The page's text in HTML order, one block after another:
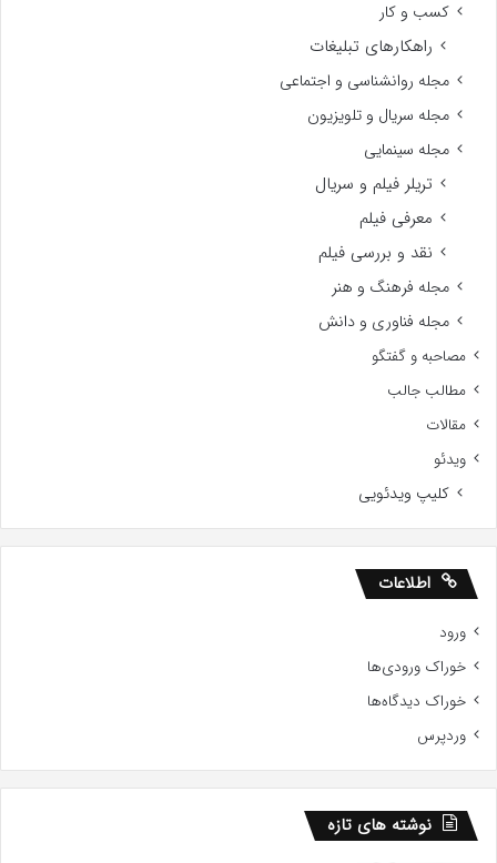
کسب و کار
راهکارهای تبلیغات
مجله روانشناسی و اجتماعی
مجله سریال و تلویزیون
مجله سینمایی
تریلر فیلم و سریال
معرفی فیلم
نقد و بررسی فیلم
مجله فرهنگ و هنر
مجله فناوری و دانش
مصاحبه و گفتگو
مطالب جالب
مقالات
ویدئو
کلیپ ویدئویی
اطلاعات
ورود
خوراک ورودی‌ها
خوراک دیدگاه‌ها
وردپرس
نوشته های تازه